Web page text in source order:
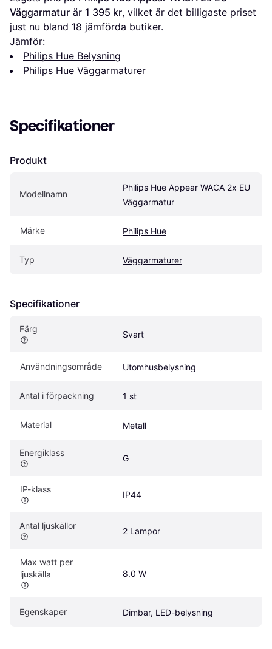
Väggarmatur är 1 395 kr, vilket är det billigaste priset
just nu bland 18 jämförda butiker.
Jämför:
Philips Hue Belysning
Philips Hue Väggarmaturer
Specifikationer
Produkt
Modellnamn
Philips Hue Appear WACA 2x EU
Väggarmatur
Märke Philips Hue
Typ Väggarmaturer
Specifikationer
Färg
Svart
Användningsområde Utomhusbelysning
Antal i förpackning 1 st
Material Metall
Energiklass
G
IP-klass
IP44
Antal ljuskällor
2 Lampor
Max watt per
ljuskälla
8.0 W
Egenskaper Dimbar, LED-belysning